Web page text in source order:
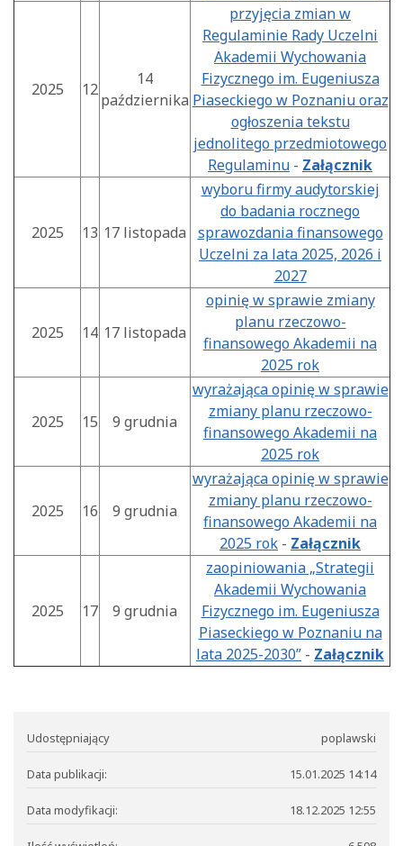
2025 12
14
października
przyjęcia zmian w
Regulaminie Rady Uczelni
Akademii Wychowania
Fizycznego im. Eugeniusza
Piaseckiego w Poznaniu oraz
ogłoszenia tekstu
jednolitego przedmiotowego
Regulaminu - Załącznik
2025 13 17 listopada
wyboru firmy audytorskiej
do badania rocznego
sprawozdania finansowego
Uczelni za lata 2025, 2026 i
2027
2025 14 17 listopada
opinię w sprawie zmiany
planu rzeczowo-
finansowego Akademii na
2025 rok
2025 15 9 grudnia
wyrażająca opinię w sprawie
zmiany planu rzeczowo-
finansowego Akademii na
2025 rok
2025 16 9 grudnia
wyrażająca opinię w sprawie
zmiany planu rzeczowo-
finansowego Akademii na
2025 rok - Załącznik
2025 17 9 grudnia
zaopiniowania „Strategii
Akademii Wychowania
Fizycznego im. Eugeniusza
Piaseckiego w Poznaniu na
lata 2025-2030” - Załącznik
Udostępniający poplawski
Data publikacji: 15.01.2025 14:14
Data modyfikacji: 18.12.2025 12:55